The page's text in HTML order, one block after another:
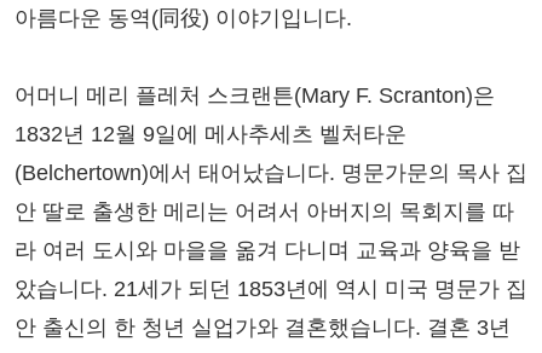
아름다운 동역(同役) 이야기입니다.
어머니 메리 플레처 스크랜튼(Mary F. Scranton)은
1832년 12월 9일에 메사추세츠 벨처타운
(Belchertown)에서 태어났습니다. 명문가문의 목사 집
안 딸로 출생한 메리는 어려서 아버지의 목회지를 따
라 여러 도시와 마을을 옮겨 다니며 교육과 양육을 받
았습니다. 21세가 되던 1853년에 역시 미국 명문가 집
안 출신의 한 청년 실업가와 결혼했습니다. 결혼 3년